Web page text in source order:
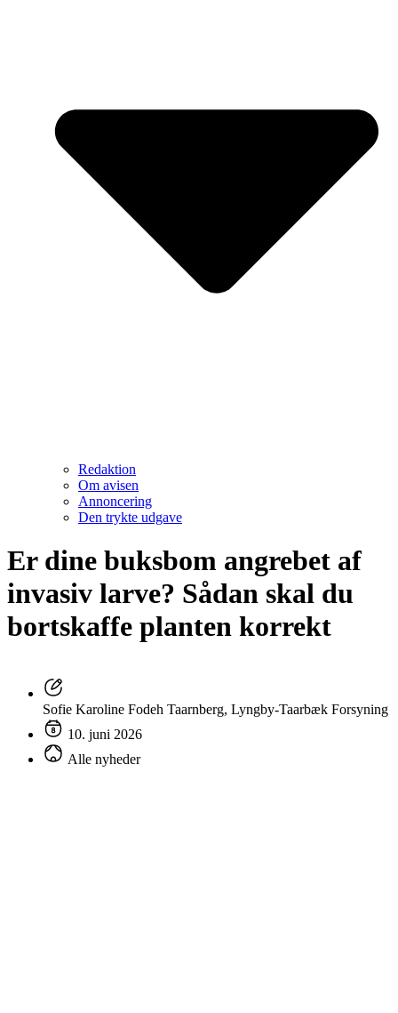
Redaktion
Om avisen
Annoncering
Den trykte udgave
Er dine buksbom angrebet af
invasiv larve? Sådan skal du
bortskaffe planten korrekt
Sofie Karoline Fodeh Taarnberg, Lyngby-Taarbæk Forsyning
10. juni 2026
Alle nyheder